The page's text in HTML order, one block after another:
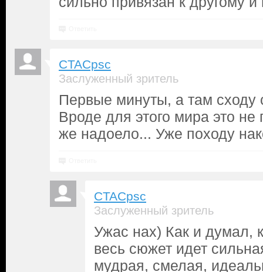
CTACpsc
Заслуженный зритель
Первые минуты, а там
Вроде для этого мира это
же надоело... Уже походу
CTACpsc
Заслуженный зритель
Ужас нах) Как и думал,
весь сюжет идет
мудрая, смелая,